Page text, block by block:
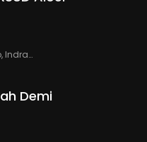
Indra…
Demi